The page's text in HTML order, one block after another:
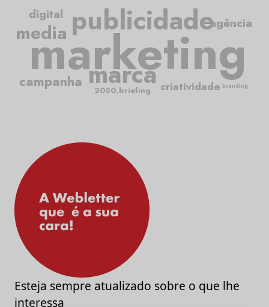
marketing
publicidade
marca criatividade
campanha
media agência
digital
2050.briefing branding
Esteja sempre atualizado sobre o que lhe
interessa